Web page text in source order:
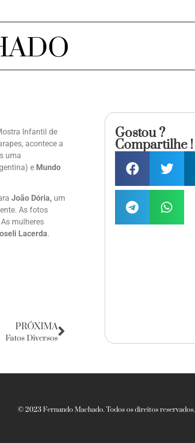
Infantil de
acontece a
uma
e Mundo
João Dória, um
As fotos
mulheres
Lacerda.
PRÓXIMA
Fatos Diversos
Gostou ?
Compartilhe !
© 2023 Fernando Machado. Todos os direitos reservados.